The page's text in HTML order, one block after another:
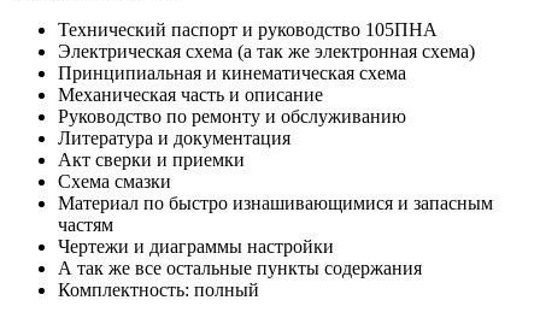
Технический паспорт и руководство 105ПНА
Электрическая схема (а так же электронная схема)
Принципиальная и кинематическая схема
Механическая часть и описание
Руководство по ремонту и обслуживанию
Литература и документация
Акт сверки и приемки
Схема смазки
Материал по быстро изнашивающимися и запасным
частям
Чертежи и диаграммы настройки
А так же все остальные пункты содержания
Комплектность: полный